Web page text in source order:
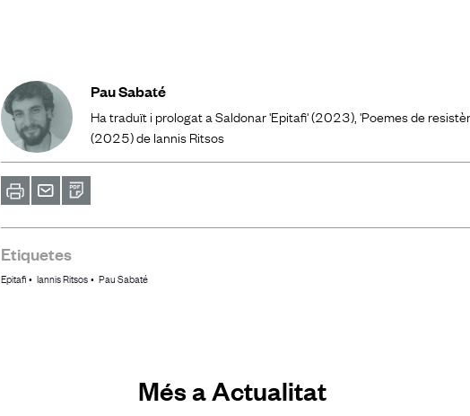
Pau Sabaté
Ha traduït i prologat a Saldonar 'Epitafi' (2023), 'Poemes de
(2025) de Iannis Ritsos
a
amic
Etiquetes
Epitafi Iannis Ritsos Pau Sabaté
Més a Actualitat